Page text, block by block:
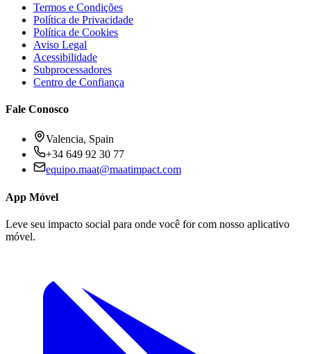
Termos e Condições
Política de Privacidade
Política de Cookies
Aviso Legal
Acessibilidade
Subprocessadores
Centro de Confiança
Fale Conosco
Valencia, Spain
+34 649 92 30 77
equipo.maat@maatimpact.com
App Móvel
Leve seu impacto social para onde você for com nosso aplicativo
móvel.